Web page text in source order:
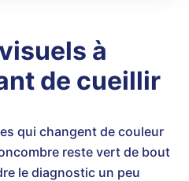
à
de cueillir
qui changent de couleur
reste vert de bout
le diagnostic un peu